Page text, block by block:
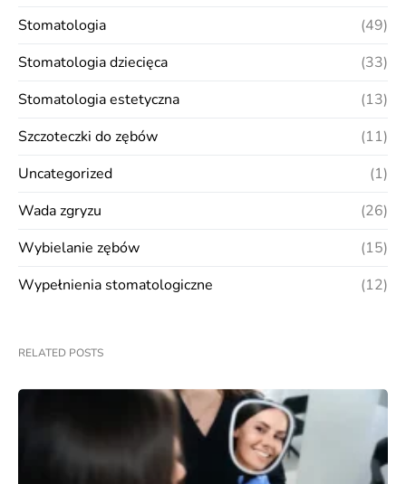
Stomatologia
(49)
Stomatologia dziecięca
(33)
Stomatologia estetyczna
(13)
Szczoteczki do zębów
(11)
Uncategorized
(1)
Wada zgryzu
(26)
Wybielanie zębów
(15)
Wypełnienia stomatologiczne
(12)
RELATED POSTS